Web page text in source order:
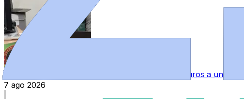
Una mujer investigada por estafar más de 4.200 euros a una
7 ago 2026